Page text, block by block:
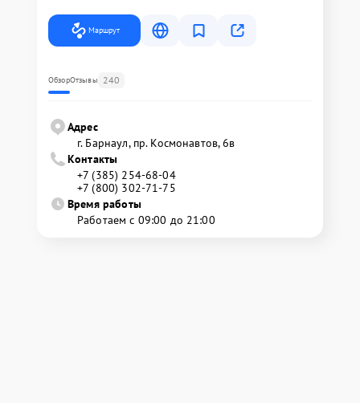
Маршрут
ОбзорОтзывы 240
Адрес
г. Барнаул, ​пр. Космонавтов, 6в
Контакты
+7 (385) 254-68-04
+7 (800) 302-71-75
Время работы
Работаем с 09:00 до 21:00